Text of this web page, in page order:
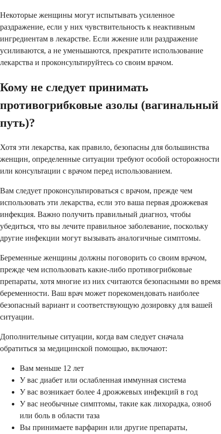
Некоторые женщины могут испытывать усиленное
раздражение, если у них чувствительность к неактивным
ингредиентам в лекарстве. Если жжение или раздражение
усиливаются, а не уменьшаются, прекратите использование
лекарства и проконсультируйтесь со своим врачом.
Кому не следует принимать
противогрибковые азолы (вагинальный
путь)?
Хотя эти лекарства, как правило, безопасны для большинства
женщин, определенные ситуации требуют особой осторожности
или консультации с врачом перед использованием.
Вам следует проконсультироваться с врачом, прежде чем
использовать эти лекарства, если это ваша первая дрожжевая
инфекция. Важно получить правильный диагноз, чтобы
убедиться, что вы лечите правильное заболевание, поскольку
другие инфекции могут вызывать аналогичные симптомы.
Беременные женщины должны поговорить со своим врачом,
прежде чем использовать какие-либо противогрибковые
препараты, хотя многие из них считаются безопасными во время
беременности. Ваш врач может порекомендовать наиболее
безопасный вариант и соответствующую дозировку для вашей
ситуации.
Дополнительные ситуации, когда вам следует сначала
обратиться за медицинской помощью, включают:
Вам меньше 12 лет
У вас диабет или ослабленная иммунная система
У вас возникает более 4 дрожжевых инфекций в год
У вас необычные симптомы, такие как лихорадка, озноб
или боль в области таза
Вы принимаете варфарин или другие препараты,